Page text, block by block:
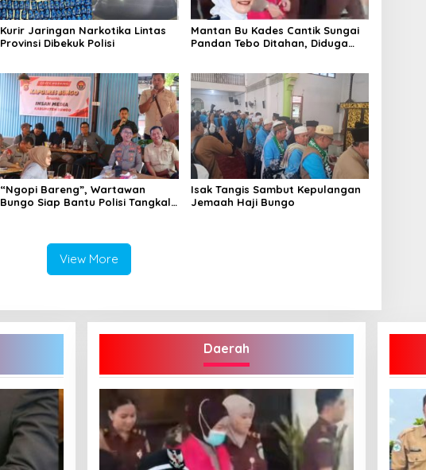
Kurir Jaringan Narkotika Lintas
Provinsi Dibekuk Polisi
Mantan Bu Kades Cantik Sungai
Pandan Tebo Ditahan, Diduga
“Ngopi Bareng”, Wartawan
Bungo Siap Bantu Polisi Tangkal
Isak Tangis Sambut Kepulangan
Jemaah Haji Bungo
View More
Daerah